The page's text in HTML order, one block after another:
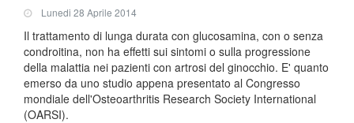
Lunedi 28 Aprile 2014
Il trattamento di lunga durata con glucosamina, con o senza
condroitina, non ha effetti sui sintomi o sulla progressione
della malattia nei pazienti con artrosi del ginocchio. E' quanto
emerso da uno studio appena presentato al Congresso
mondiale dell'Osteoarthritis Research Society International
(OARSI).